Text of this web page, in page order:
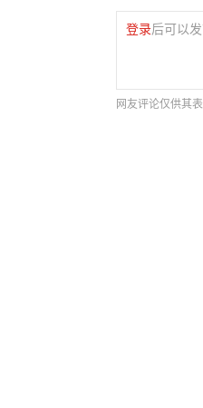
登录后可以
网友评论仅供其